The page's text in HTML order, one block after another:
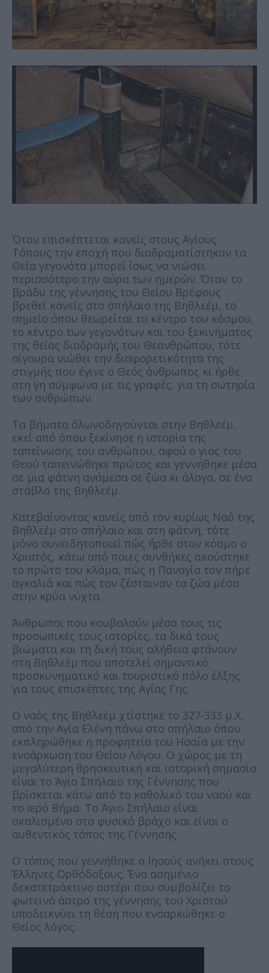
Όταν επισκέπτεται κανείς στους Αγίους
Τόπους την εποχή που διαδραματίστηκαν τα
Θεία γεγονότα μπορεί ίσως να νιώσει
περισσότερο την αύρα των ημερών. Όταν το
βράδυ της γέννησης του Θείου Βρέφους
βρεθεί κανείς στο σπήλαιο της Βηθλεέμ, το
σημείο όπου θεωρείται το κέντρο του κόσμου,
το κέντρο των γεγονότων και του ξεκινήματος
της θείας διαδρομής του Θεανθρώπου, τότε
σίγουρα νιώθει την διαφορετικότητα της
στιγμής που έγινε ο Θεός άνθρωπος κι ήρθε
στη γη σύμφωνα με τις γραφές, για τη σωτηρία
των ανθρώπων.
Τα βήματα όλωνοδηγούνται στην Βηθλεέμ,
εκεί από όπου ξεκίνησε η ιστορία της
ταπείνωσης του ανθρώπου, αφού ο γιος του
Θεού ταπεινώθηκε πρώτος και γεννήθηκε μέσα
σε μια φάτνη ανάμεσα σε ζώα κι άλογα, σε ένα
στάβλο της Βηθλεέμ.
Κατεβαίνοντας κανείς από τον κυρίως Ναό της
Βηθλεέμ στο σπήλαιο και στη φάτνη, τότε
μόνο συνειδητοποιεί πώς ήρθε στον κόσμο ο
Χριστός, κάτω από ποιες συνθήκες ακούστηκε
το πρώτο του κλάμα, πώς η Παναγία τον πήρε
αγκαλιά και πώς τον ζέσταιναν τα ζώα μέσα
στην κρύα νύχτα.
Άνθρωποι που κουβαλούν μέσα τους τις
προσωπικές τους ιστορίες, τα δικά τους
βιώματα και τη δική τους αλήθεια φτάνουν
στη Βηθλεέμ που αποτελεί σημαντικό
προσκυνηματικό και τουριστικό πόλο έλξης
για τους επισκέπτες της Αγίας Γης.
Ο ναός της Βηθλεέμ χτίστηκε το 327-333 μ.Χ.
από την Αγία Ελένη πάνω στο σπήλαιο όπου
εκπληρώθηκε η προφητεία του Ησαΐα με την
ενσάρκωση του Θείου Λόγου. Ο χώρος με τη
μεγαλύτερη θρησκευτική και ιστορική σημασία
είναι το Άγιο Σπήλαιο της Γέννησης που
βρίσκεται κάτω από το καθολικό του ναού και
το Ιερό Βήμα. Το Άγιο Σπήλαιο είναι
σκαλισμένο στο φυσικό βράχο και είναι ο
αυθεντικός τόπος της Γέννησης.
Ο τόπος που γεννήθηκε ο Ιησούς ανήκει στους
Έλληνες Ορθόδοξους. Ένα ασημένιο
δεκατετράκτινο αστέρι που συμβολίζει το
φωτεινό άστρο της γέννησης του Χριστού
υποδεικνύει τη θέση που ενσαρκώθηκε ο
Θείος λόγος.